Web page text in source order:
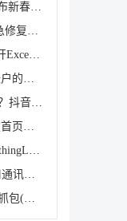
3.8折开启囤货模式! 迅雷会员发布新春折扣
加密邮件终于能打开了! 微软紧急修复Win10/Win11经典
Win10/Win11新版Outlook无法打开Excel 附件的两种临时
Outlook出现错误无法设置你的帐户的解决方法
抖音直播伴侣怎么设置直播特效？抖音直播伴侣设置直播
通达oa怎么设置首页?通达oa设置首页的方法
AnythingLLM怎么安装使用?AnythingLLM安装使用教程
西门子200教学：PLC编程自由口通讯的基本步骤
HttpCanary怎么使用?reqable黄鸟抓包(HttpCanary)使用